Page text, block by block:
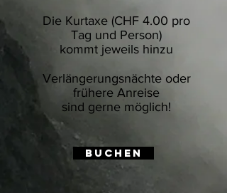
Die Kurtaxe (CHF 4.00 pro
Tag und Person)
kommt jeweils hinzu
Verlängerungsnächte oder
frühere Anreise
sind gerne möglich!
BUCHEN